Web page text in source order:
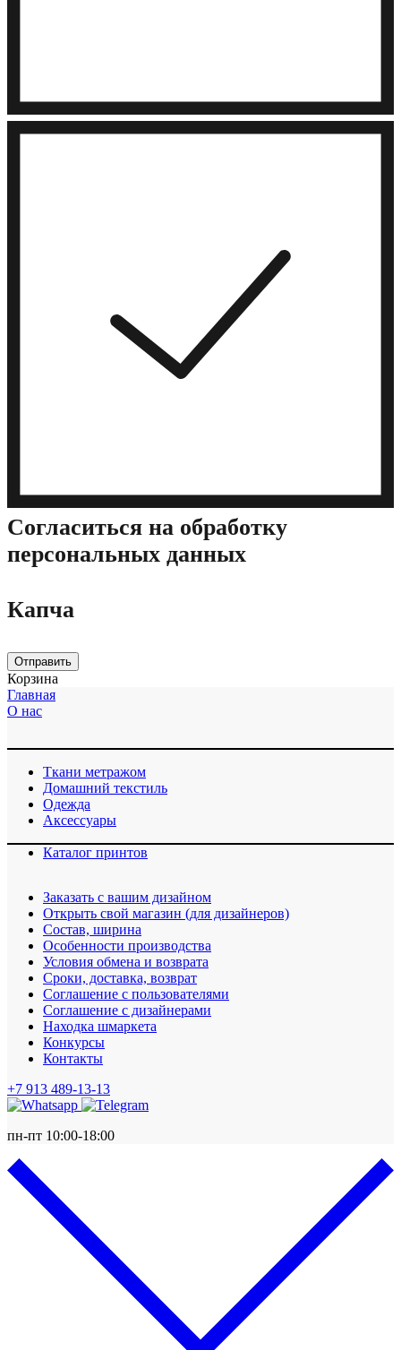
Cогласиться на обработку
персональных данных
Капча
Отправить
Корзина
Главная
О нас
Ткани метражом
Домашний текстиль
Одежда
Аксессуары
Каталог принтов
Заказать с вашим дизайном
Открыть свой магазин (для дизайнеров)
Cостав, ширина
Особенности производства
Условия обмена и возврата
Сроки, доставка, возврат
Соглашение с пользователями
Соглашение с дизайнерами
Находка шмаркета
Конкурсы
Контакты
+7 913 489-13-13
пн-пт 10:00-18:00